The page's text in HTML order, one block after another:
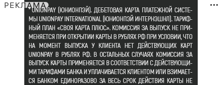
РЕКЛАМА